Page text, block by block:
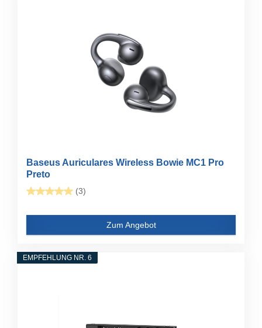
Baseus Auriculares Wireless Bowie MC1 Pro
Preto
(3)
Zum Angebot
EMPFEHLUNG NR. 6